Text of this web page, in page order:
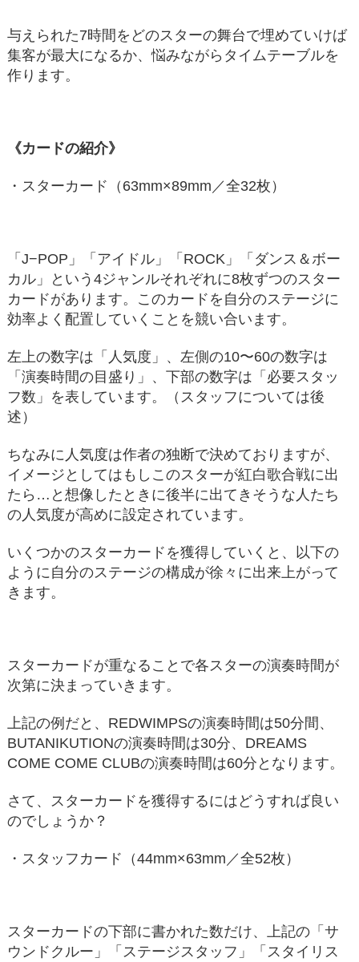
与えられた7時間をどのスターの舞台で埋めていけば
集客が最大になるか、悩みながらタイムテーブルを
作ります。
《カードの紹介》
・スターカード（63mm×89mm／全32枚）
「J−POP」「アイドル」「ROCK」「ダンス＆ボー
カル」という4ジャンルそれぞれに8枚ずつのスター
カードがあります。このカードを自分のステージに
効率よく配置していくことを競い合います。
左上の数字は「人気度」、左側の10〜60の数字は
「演奏時間の目盛り」、下部の数字は「必要スタッ
フ数」を表しています。（スタッフについては後
述）
ちなみに人気度は作者の独断で決めておりますが、
イメージとしてはもしこのスターが紅白歌合戦に出
たら…と想像したときに後半に出てきそうな人たち
の人気度が高めに設定されています。
いくつかのスターカードを獲得していくと、以下の
ように自分のステージの構成が徐々に出来上がって
きます。
スターカードが重なることで各スターの演奏時間が
次第に決まっていきます。
上記の例だと、REDWIMPSの演奏時間は50分間、
BUTANIKUTIONの演奏時間は30分、DREAMS
COME COME CLUBの演奏時間は60分となります。
さて、スターカードを獲得するにはどうすれば良い
のでしょうか？
・スタッフカード（44mm×63mm／全52枚）
スターカードの下部に書かれた数だけ、上記の「サ
ウンドクルー」「ステージスタッフ」「スタイリス